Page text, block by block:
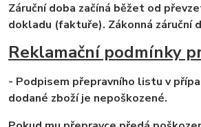
Záruční doba začíná běžet od
dokladu (faktuře). Zákonná záruční
Reklamační podmínky
- Podpisem přepravního listu v
dodané zboží je nepoškozené.